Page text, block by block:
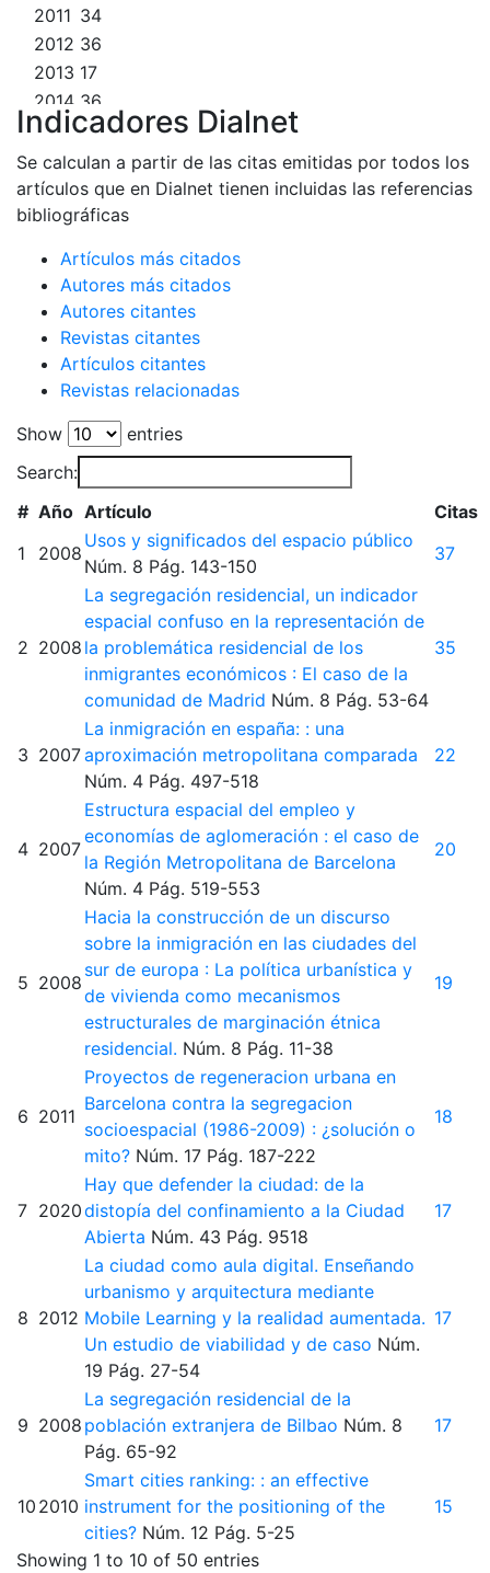
2011 34
2012 36
2013 17
2014 36
2015 12
42
2016 23
45
2017 43
89
2018 33
2020 43
132
2021
67
202240
202337
45
202442
34
20260
Indicadores Dialnet
Se calculan a partir de las citas emitidas por todos los
artículos que en Dialnet tienen incluidas las referencias
bibliográficas
Artículos más citados
Autores más citados
Autores citantes
Revistas citantes
Artículos citantes
Revistas relacionadas
Show
entries
Search:
# Año Artículo
Citas
1
2008
Usos y significados del espacio público
Núm. 8 Pág. 143-150
37
2 2008
La segregación residencial, un indicador
espacial confuso en la representación de
la problemática residencial de los
inmigrantes económicos : El caso de la
comunidad de Madrid Núm. 8 Pág. 53-64
35
3 2007
La inmigración en españa: : una
aproximación metropolitana comparada
Núm. 4 Pág. 497-518
22
4 2007
Estructura espacial del empleo y
economías de aglomeración : el caso de
la Región Metropolitana de Barcelona
Núm. 4 Pág. 519-553
20
5 2008
Hacia la construcción de un discurso
sobre la inmigración en las ciudades del
sur de europa : La política urbanística y
de vivienda como mecanismos
estructurales de marginación étnica
residencial. Núm. 8 Pág. 11-38
19
6 2011
Proyectos de regeneracion urbana en
Barcelona contra la segregacion
socioespacial (1986-2009) : ¿solución o
mito? Núm. 17 Pág. 187-222
18
7 2020
Hay que defender la ciudad: de la
distopía del confinamiento a la Ciudad
Abierta Núm. 43 Pág. 9518
17
8 2012
La ciudad como aula digital. Enseñando
urbanismo y arquitectura mediante
Mobile Learning y la realidad aumentada.
Un estudio de viabilidad y de caso Núm.
19 Pág. 27-54
17
9 2008
La segregación residencial de la
población extranjera de Bilbao Núm. 8
Pág. 65-92
17
10 2010
Smart cities ranking: : an effective
instrument for the positioning of the
cities? Núm. 12 Pág. 5-25
15
Showing 1 to 10 of 50 entries